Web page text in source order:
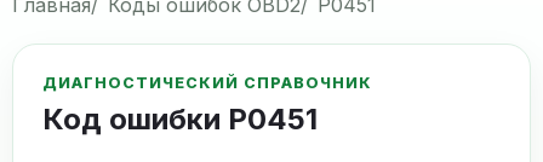
Главная Коды ошибок OBD2 P0451
ДИАГНОСТИЧЕСКИЙ СПРАВОЧНИК
Код ошибки P0451